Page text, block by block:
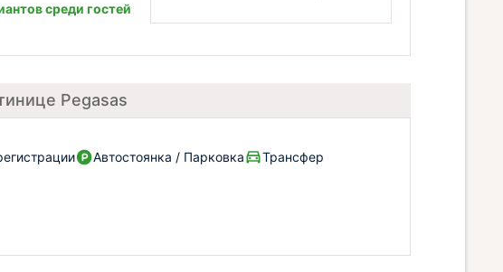
среди гостей
Pegasas
Автостоянка / Парковка
Трансфер